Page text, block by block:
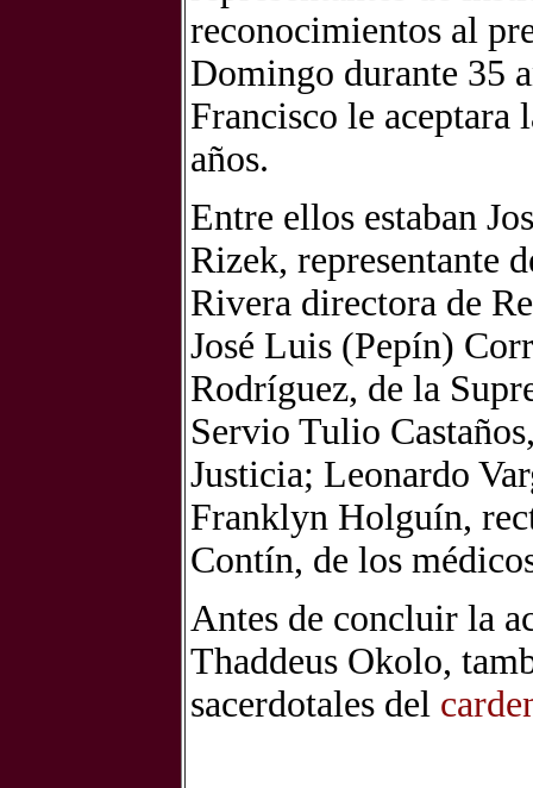
reconocimientos al
Domingo durante 35
Francisco le aceptara
años.
Entre ellos estaban
Rizek, representante
Rivera directora de
José Luis (Pepín)
Rodríguez, de la
Servio Tulio
Justicia; Leonardo
Franklyn Holguín,
Contín, de los
Antes de concluir la
Thaddeus Okolo,
sacerdotales del